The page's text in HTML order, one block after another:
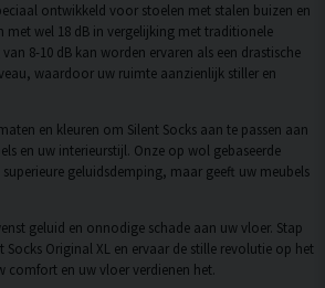
ontwikkeld voor stoelen met stalen buizen en
met wel 18 dB in vergelijking met traditionele
8-10 dB kan worden ervaren als een drastische
waardoor uw ruimte aanzienlijk stiller en
en kleuren om Silent Socks aan te passen aan
en uw interieurstijl. Onze op wol gebaseerde
geluidsdemping, maar geeft uw meubels
geluid en onnodige schade aan uw vloer. Stap
Original XL en ervaar de stille revolutie op het
comfort en uw vloer verdienen het.